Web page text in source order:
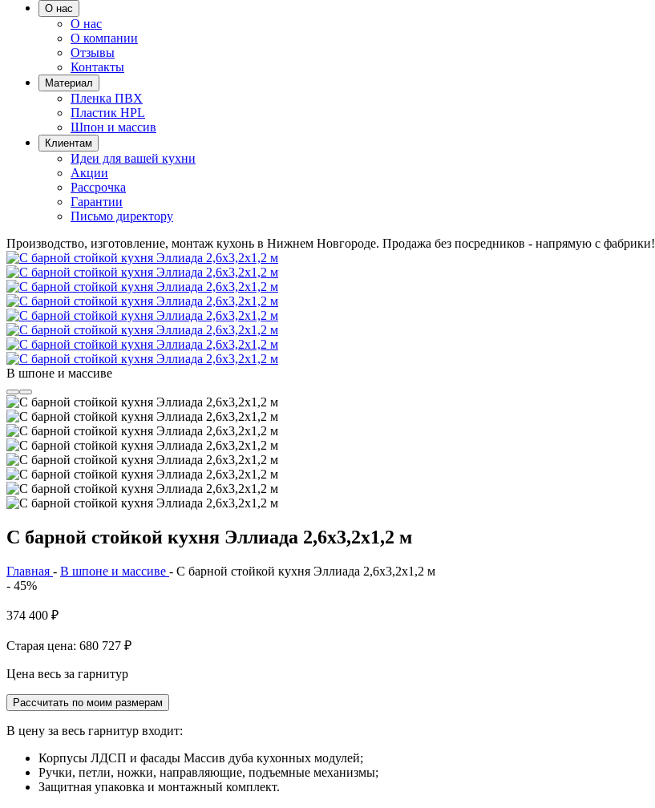
О нас
О нас
О компании
Отзывы
Контакты
Материал
Пленка ПВХ
Пластик HPL
Шпон и массив
Клиентам
Идеи для вашей кухни
Акции
Рассрочка
Гарантии
Письмо директору
Производство, изготовление, монтаж кухонь в Нижнем Новгороде. Продажа без посредников - напрямую с фабрики!
В шпоне и массиве
С барной стойкой кухня Эллиада 2,6х3,2х1,2 м
Главная - В шпоне и массиве - С барной стойкой кухня Эллиада 2,6х3,2х1,2 м
- 45%
374 400 ₽
Старая цена: 680 727 ₽
Цена весь за гарнитур
Рассчитать по моим размерам
В цену за весь гарнитур входит:
Корпусы ЛДСП и фасады Массив дуба кухонных модулей;
Ручки, петли, ножки, направляющие, подъемные механизмы;
Защитная упаковка и монтажный комплект.